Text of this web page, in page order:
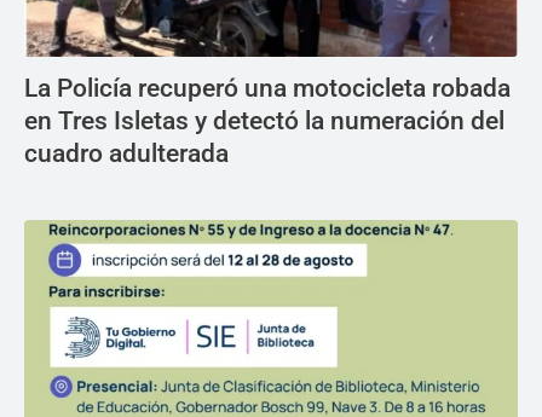
La Policía recuperó una motocicleta robada
en Tres Isletas y detectó la numeración del
cuadro adulterada